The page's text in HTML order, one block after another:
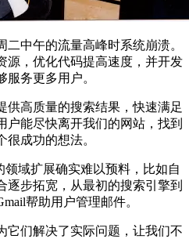
中午的流量高峰时系统崩溃。
源，优化代码提高速度，并开发
务更多用户。
高质量的搜索结果，快速满足
能尽快离开我们的网站，找到
成功的想法。
域扩展确实难以预料，比如自
逐步拓宽，从最初的搜索引擎到
帮助用户管理邮件。
们解决了实际问题，让我们不